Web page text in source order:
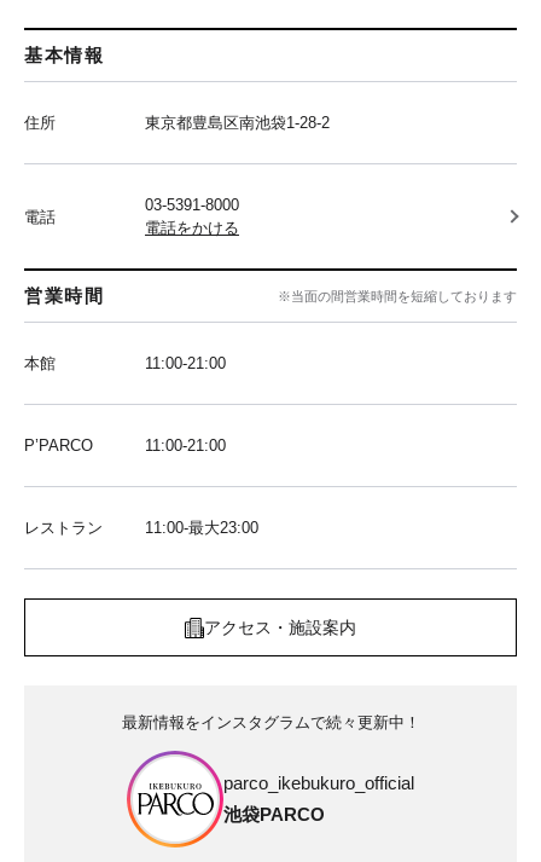
基本情報
住所 東京都豊島区南池袋1-28-2
電話
03-5391-8000
電話をかける
営業時間 ※当面の間営業時間を短縮しております
本館 11:00-21:00
P’PARCO 11:00-21:00
レストラン 11:00-最大23:00
アクセス・施設案内
最新情報をインスタグラムで続々更新中！
parco_ikebukuro_official
池袋PARCO